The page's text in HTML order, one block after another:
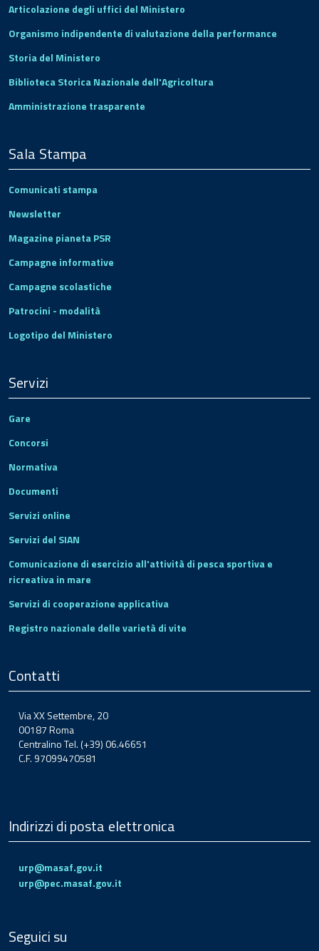
Articolazione degli uffici del Ministero
Organismo indipendente di valutazione della performance
Storia del Ministero
Biblioteca Storica Nazionale dell'Agricoltura
Amministrazione trasparente
Sala Stampa
Comunicati stampa
Newsletter
Magazine pianeta PSR
Campagne informative
Campagne scolastiche
Patrocini - modalità
Logotipo del Ministero
Servizi
Gare
Concorsi
Normativa
Documenti
Servizi online
Servizi del SIAN
Comunicazione di esercizio all'attività di pesca sportiva e
ricreativa in mare
Servizi di cooperazione applicativa
Registro nazionale delle varietà di vite
Contatti
Via XX Settembre, 20
00187 Roma
Centralino Tel. (+39) 06.46651
C.F. 97099470581
Indirizzi di posta elettronica
urp@masaf.gov.it
urp@pec.masaf.gov.it
Seguici su